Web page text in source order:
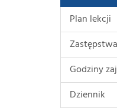
Plan lekcji
Zastępstwa
Godziny
Dziennik